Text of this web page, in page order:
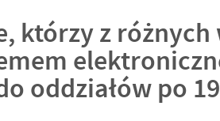
którzy z
oddziałów po